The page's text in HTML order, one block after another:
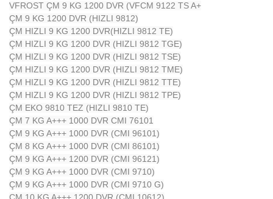
VFROST ÇM 9 KG 1200 DVR (VFCM 9122 TS A+
ÇM 9 KG 1200 DVR (HIZLI 9812)
ÇM HIZLI 9 KG 1200 DVR(HIZLI 9812 TE)
ÇM HIZLI 9 KG 1200 DVR (HIZLI 9812 TGE)
ÇM HIZLI 9 KG 1200 DVR (HIZLI 9812 TSE)
ÇM HIZLI 9 KG 1200 DVR (HIZLI 9812 TME)
ÇM HIZLI 9 KG 1200 DVR (HIZLI 9812 TTE)
ÇM HIZLI 9 KG 1200 DVR (HIZLI 9812 TPE)
ÇM EKO 9810 TEZ (HIZLI 9810 TE)
ÇM 7 KG A+++ 1000 DVR CMI 76101
ÇM 9 KG A+++ 1000 DVR (CMI 96101)
ÇM 8 KG A+++ 1000 DVR (CMI 86101)
ÇM 9 KG A+++ 1200 DVR (CMI 96121)
ÇM 9 KG A+++ 1000 DVR (CMI 9710)
ÇM 9 KG A+++ 1000 DVR (CMI 9710 G)